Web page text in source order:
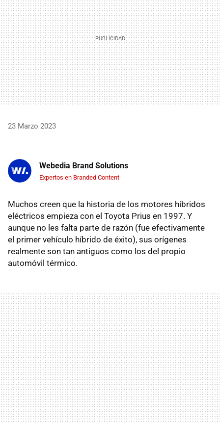
23 Marzo 2023
Webedia Brand Solutions
Expertos en Branded Content
Muchos creen que la historia de los motores híbridos
eléctricos empieza con el Toyota Prius en 1997. Y
aunque no les falta parte de razón (fue efectivamente
el primer vehículo híbrido de éxito), sus orígenes
realmente son tan antiguos como los del propio
automóvil térmico.